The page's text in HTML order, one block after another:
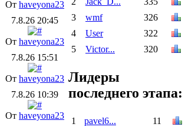
От haveyona23
7.8.26 20:45
От haveyona23
7.8.26 15:51
От haveyona23
7.8.26 10:39
От haveyona23
3
wmf
326
4
User
322
5
Victor... 320
Лидеры
последнего этапа:
1 pavel6...
11